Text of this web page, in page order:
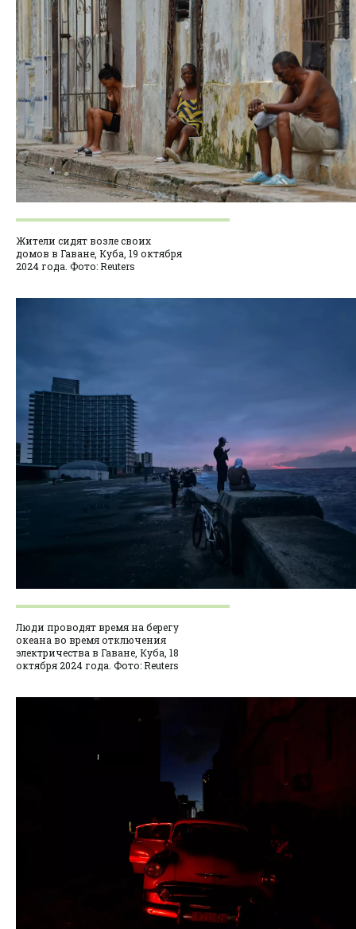
Жители сидят возле своих
домов в Гаване, Куба, 19 октября
2024 года. Фото: Reuters
Люди проводят время на берегу
океана во время отключения
электричества в Гаване, Куба, 18
октября 2024 года. Фото: Reuters